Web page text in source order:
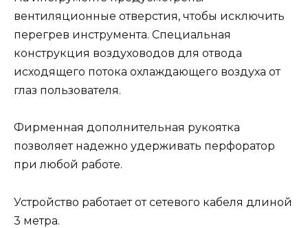
вентиляционные отверстия, чтобы исключить
перегрев инструмента. Специальная
конструкция воздуховодов для отвода
исходящего потока охлаждающего воздуха от
глаз пользователя.
Фирменная дополнительная рукоятка
позволяет надежно удерживать перфоратор
при любой работе.
Устройство работает от сетевого кабеля длиной
3 метра.